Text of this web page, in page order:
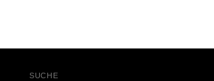
SUCHE